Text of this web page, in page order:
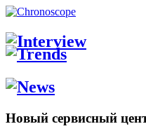
Новый сервисный